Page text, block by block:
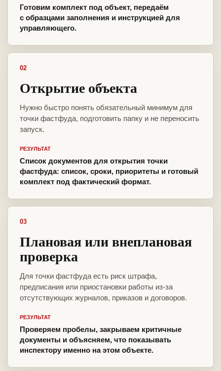
Готовим комплект под объект, передаём
с образцами заполнения и инструкцией для
управляющего.
02
Открытие объекта
Нужно быстро понять обязательный минимум для
точки фастфуда, подготовить папку и не переносить
запуск.
РЕЗУЛЬТАТ
Список документов для открытия точки
фастфуда: список, сроки, приоритеты и готовый
комплект под фактический формат.
03
Плановая или внеплановая
проверка
Для точки фастфуда есть риск штрафа,
предписания или приостановки работы из-за
отсутствующих журналов, приказов и договоров.
РЕЗУЛЬТАТ
Проверяем пробелы, закрываем критичные
документы и объясняем, что показывать
инспектору именно на этом объекте.